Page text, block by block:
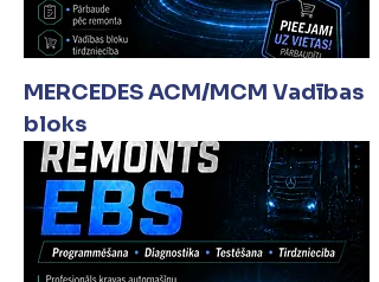
MERCEDES ACM/MCM Vadības
bloks